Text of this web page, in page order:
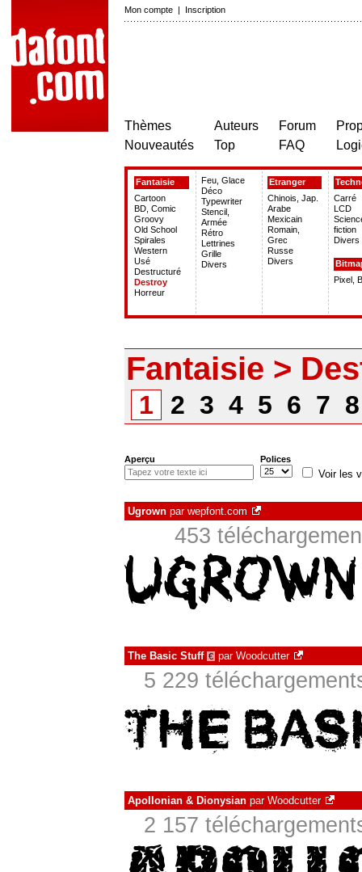
Mon compte | Inscription
Thèmes
Nouveautés
Auteurs
Top
Forum
FAQ
Fantaisie
Cartoon
BD, Comic
Groovy
Old School
Spirales
Western
Usé
Destructuré
Destroy
Horreur
Feu, Glace
Déco
Typewriter
Stencil,
Armée
Rétro
Lettrines
Grille
Divers
Etranger
Chinois, Jap.
Arabe
Mexicain
Romain,
Grec
Russe
Divers
Carré
LCD
fiction
Divers
Pixel,
Fantaisie >
1 2 3 4 5 6 7
Aperçu Polices
Voir les
Ugrown par wepfont.com
453
The Basic Stuff € par Woodcutter
5 229
Apollonian & Dionysian par Woodcutter
2 157